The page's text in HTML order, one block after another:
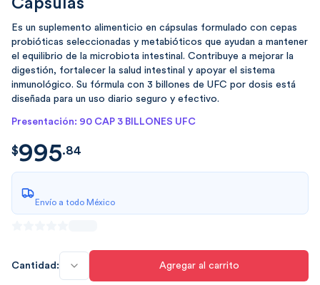
Es un suplemento alimenticio en cápsulas formulado con cepas
probióticas seleccionadas y metabióticos que ayudan a mantener
el equilibrio de la microbiota intestinal. Contribuye a mejorar la
digestión, fortalecer la salud intestinal y apoyar el sistema
inmunológico. Su fórmula con 3 billones de UFC por dosis está
diseñada para un uso diario seguro y efectivo.
Presentación: 90 CAP 3 BILLONES UFC
$995.840975999999887
$995.84
Envío a todo México
Cantidad: Agregar al carrito